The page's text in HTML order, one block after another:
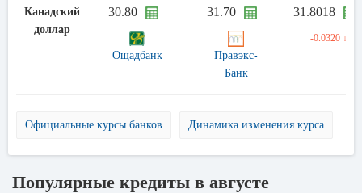
Канадский
доллар
30.80
Ощадбанк
31.70
Правэкс-
Банк
31.8018
-0.0320 ↓
Официальные курсы банков Динамика изменения курса
Популярные кредиты в августе